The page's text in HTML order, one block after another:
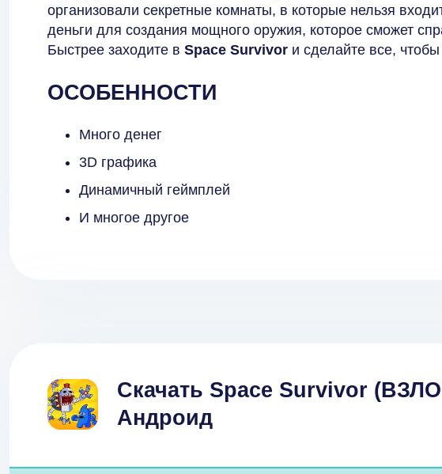
организовали секретные комнаты, в которые нельзя
деньги для создания мощного оружия, которое сможет
Быстрее заходите в Space Survivor и сделайте все,
ОСОБЕННОСТИ
Много денег
3D графика
Динамичный геймплей
И многое другое
Скачать Space Survivor
Андроид